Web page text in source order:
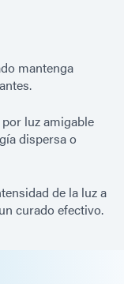
mantenga
luz amigable
dispersa o
de la luz a
curado efectivo.